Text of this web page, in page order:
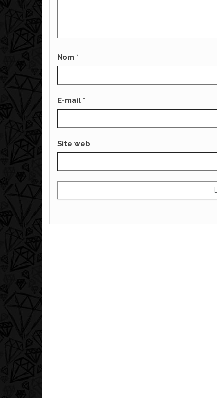
Nom *
E-mail *
Site web